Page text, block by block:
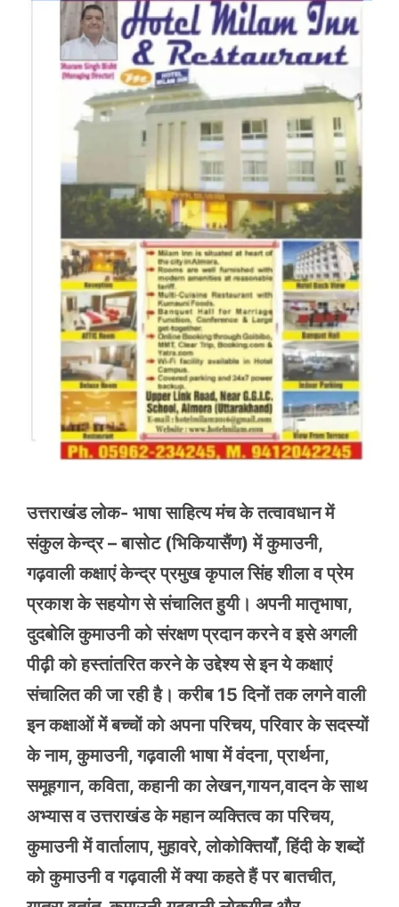
उत्तराखंड लोक- भाषा साहित्य मंच के तत्वावधान में
संकुल केन्द्र – बासोट (भिकियासैंण) में कुमाउनी,
गढ़वाली कक्षाएं केन्द्र प्रमुख कृपाल सिंह शीला व प्रेम
प्रकाश के सहयोग से संचालित हुयी। अपनी मातृभाषा,
दुदबोलि कुमाउनी को संरक्षण प्रदान करने व इसे अगली
पीढ़ी को हस्तांतरित करने के उद्देश्य से इन ये कक्षाएं
संचालित की जा रही है। करीब 15 दिनों तक लगने वाली
इन कक्षाओं में बच्चों को अपना परिचय, परिवार के सदस्यों
के नाम, कुमाउनी, गढ़वाली भाषा में वंदना, प्रार्थना,
समूहगान, कविता, कहानी का लेखन,गायन,वादन के साथ
अभ्यास व उत्तराखंड के महान व्यक्तित्व का परिचय,
कुमाउनी में वार्तालाप, मुहावरे, लोकोक्तियाँ, हिंदी के शब्दों
को कुमाउनी व गढ़वाली में क्या कहते हैं पर बातचीत,